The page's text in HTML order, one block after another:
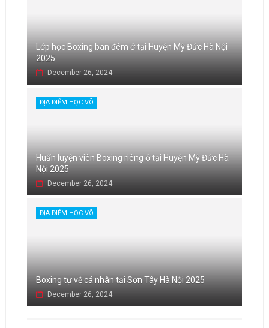
Lớp học Boxing ban đêm ở tại Huyện Mỹ Đức Hà Nội
2025
December 26, 2024
ĐỊA ĐIỂM HỌC VÕ
Huấn luyện viên Boxing riêng ở tại Huyện Mỹ Đức Hà
Nội 2025
December 26, 2024
ĐỊA ĐIỂM HỌC VÕ
Boxing tự vệ cá nhân tại Sơn Tây Hà Nội 2025
December 26, 2024